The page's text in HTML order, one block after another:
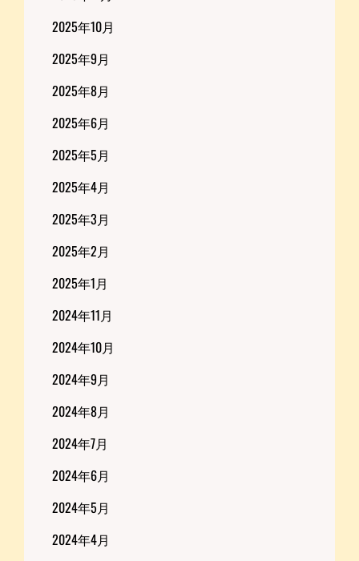
2025年10月
2025年9月
2025年8月
2025年6月
2025年5月
2025年4月
2025年3月
2025年2月
2025年1月
2024年11月
2024年10月
2024年9月
2024年8月
2024年7月
2024年6月
2024年5月
2024年4月